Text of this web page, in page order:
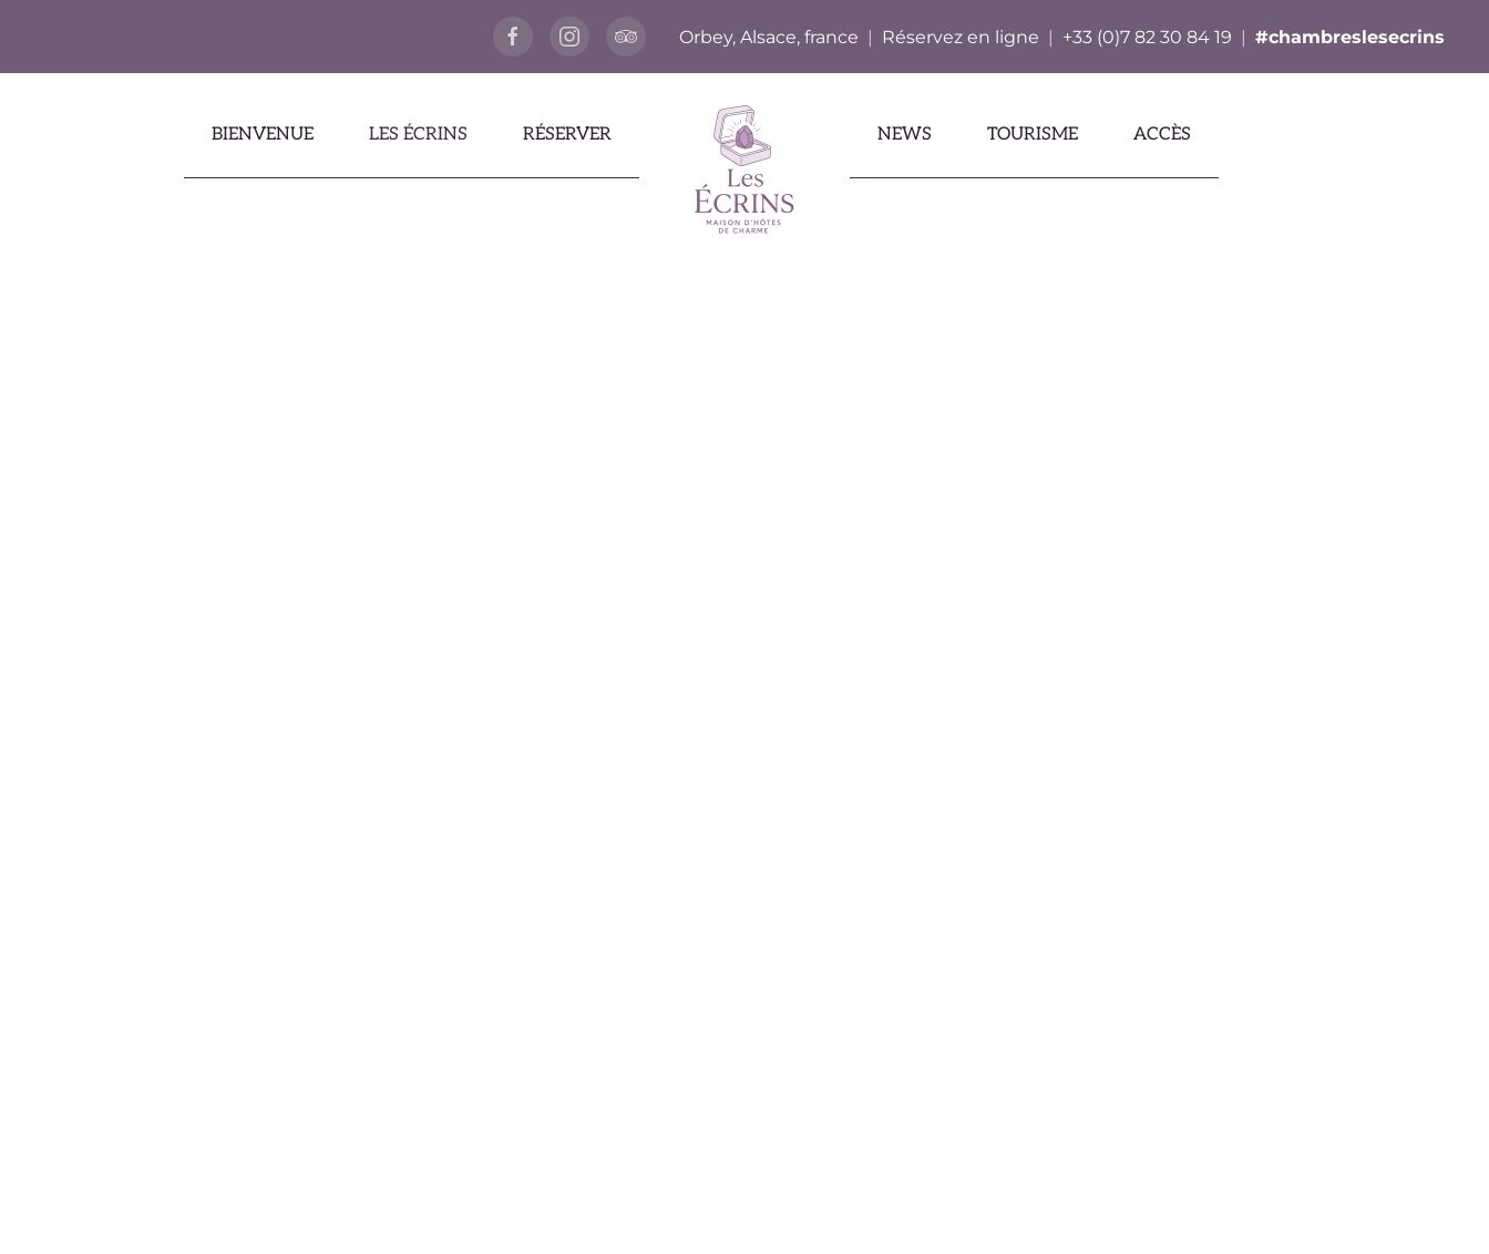
Orbey, Alsace, france | Réservez en ligne | +33 (0)7 82 30 84 19 | #chambreslesecrins
BIENVENUE LES ÉCRINS RÉSERVER NEWS TOURISME ACCÈS